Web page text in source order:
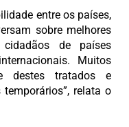
entre os países,
sobre melhores
cidadãos de países
Muitos
destes tratados e
relata o